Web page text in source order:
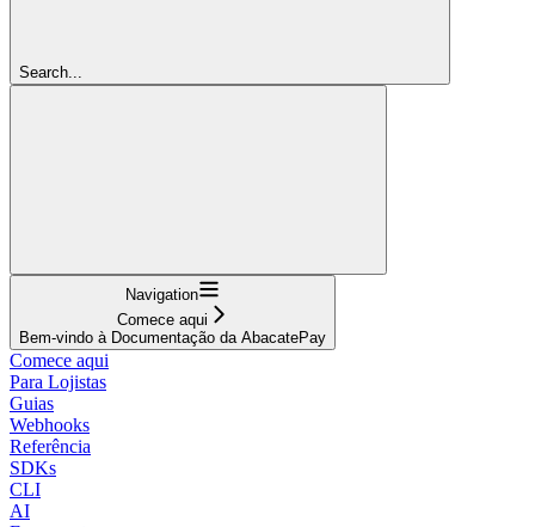
Search...
Navigation
Comece aqui
Bem-vindo à Documentação da AbacatePay
Comece aqui
Para Lojistas
Guias
Webhooks
Referência
SDKs
CLI
AI